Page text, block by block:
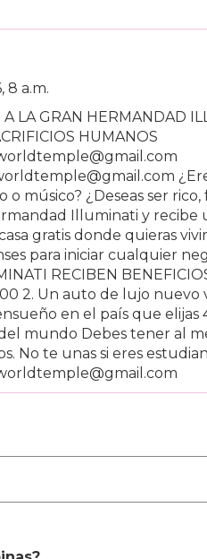
8 a.m.
LA GRAN HERMANDAD
HUMANOS
o músico? ¿Deseas ser
Illuminati y
gratis donde quieras
para iniciar cualquier
RECIBEN
2. Un auto de lujo nuevo
en el país que elijas
mundo Debes tener al
No te unas si eres